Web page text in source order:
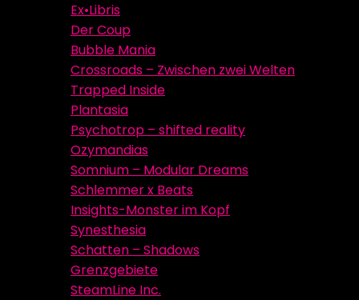
Ex•Libris
Der Coup
Bubble Mania
Crossroads – Zwischen zwei Welten
Trapped Inside
Plantasia
Psychotrop – shifted reality
Ozymandias
Somnium – Modular Dreams
Schlemmer x Beats
Insights-Monster im Kopf
Synesthesia
Schatten – Shadows
Grenzgebiete
SteamLine Inc.